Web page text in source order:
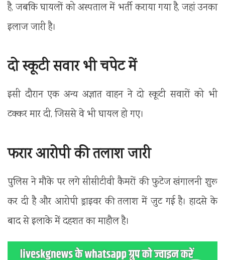
है, जबकि घायलों को अस्पताल में भर्ती कराया गया है, जहां उनका
इलाज जारी है।
दो स्कूटी सवार भी चपेट में
इसी दौरान एक अन्य अज्ञात वाहन ने दो स्कूटी सवारों को भी
टक्कर मार दी, जिससे वे भी घायल हो गए।
फरार आरोपी की तलाश जारी
पुलिस ने मौके पर लगे सीसीटीवी कैमरों की फुटेज खंगालनी शुरू
कर दी है और आरोपी ड्राइवर की तलाश में जुट गई है। हादसे के
बाद से इलाके में दहशत का माहौल है।